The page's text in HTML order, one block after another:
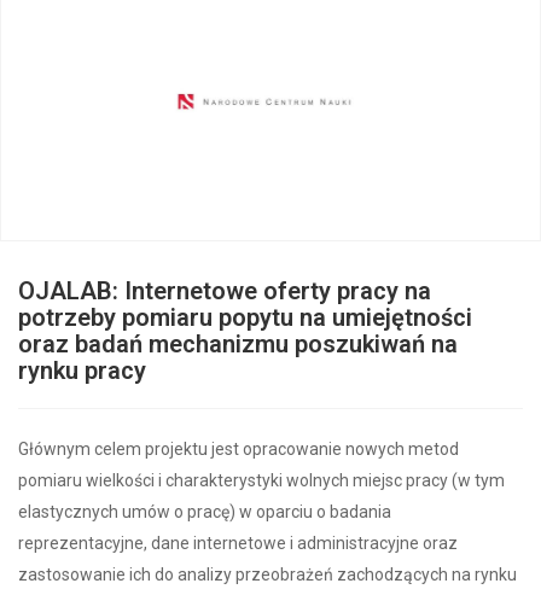
OJALAB: Internetowe oferty pracy na
potrzeby pomiaru popytu na umiejętności
oraz badań mechanizmu poszukiwań na
rynku pracy
Głównym celem projektu jest opracowanie nowych metod
pomiaru wielkości i charakterystyki wolnych miejsc pracy (w tym
elastycznych umów o pracę) w oparciu o badania
reprezentacyjne, dane internetowe i administracyjne oraz
zastosowanie ich do analizy przeobrażeń zachodzących na rynku